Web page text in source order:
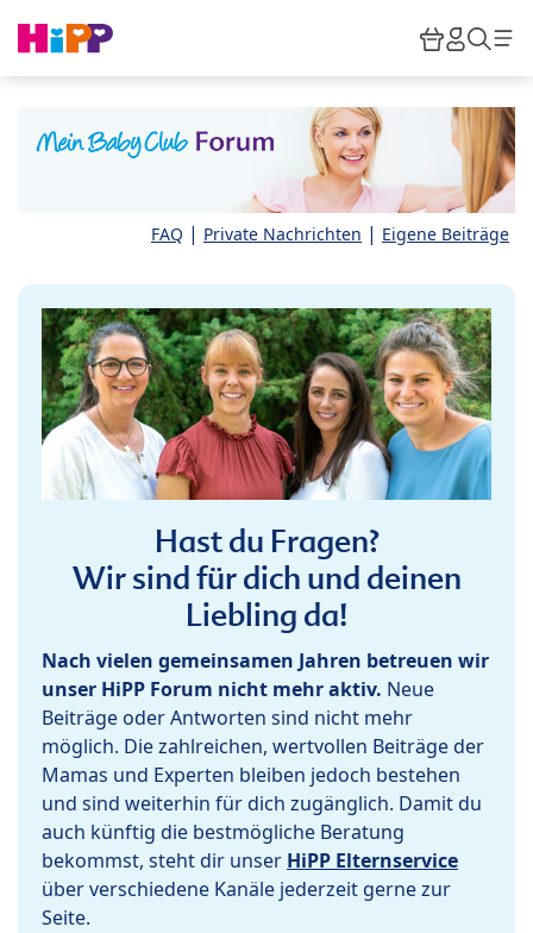
HiPP
FAQ | Private Nachrichten | Eigene Beiträge
Hast du Fragen?
Wir sind für dich und deinen
Liebling da!
Nach vielen gemeinsamen Jahren betreuen wir
unser HiPP Forum nicht mehr aktiv. Neue
Beiträge oder Antworten sind nicht mehr
möglich. Die zahlreichen, wertvollen Beiträge der
Mamas und Experten bleiben jedoch bestehen
und sind weiterhin für dich zugänglich. Damit du
auch künftig die bestmögliche Beratung
bekommst, steht dir unser HiPP Elternservice
über verschiedene Kanäle jederzeit gerne zur
Seite.